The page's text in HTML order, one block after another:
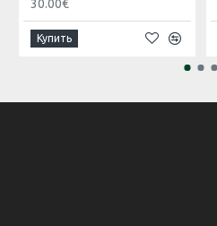
30.00€
Купить